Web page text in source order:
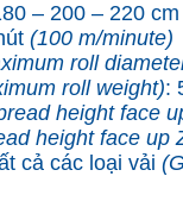
– 200 – 220 cm
(100 m/minute)
roll
roll weight):
height face
height face up
cả các loại vải